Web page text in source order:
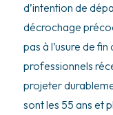
d’intention de
décrochage
pas à l’usure de
professionnels
projeter
sont les 55 ans et